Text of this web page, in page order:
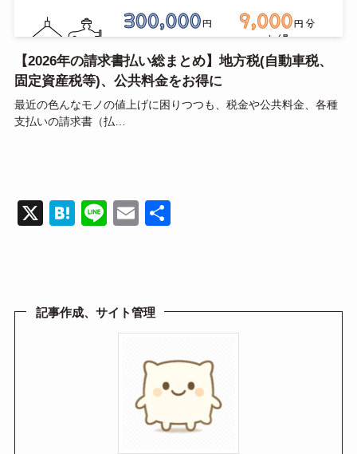
【2026年の請求書払い総まとめ】地方税(自動車税、
固定資産税等)、公共料金をお得に
最近の色んなモノの値上げに困りつつも、税金や公共料金、各種
支払いの請求書（払…
X
H
a
Li
E
記事作成、サイト管理